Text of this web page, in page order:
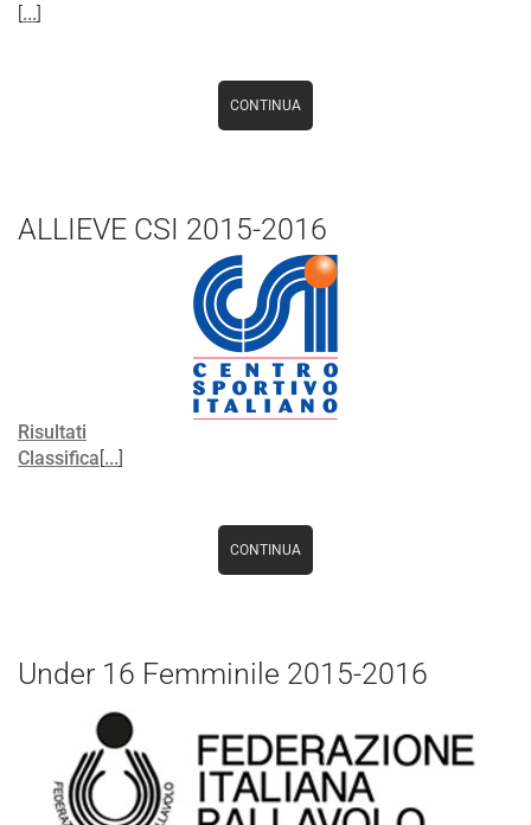
[...]
CONTINUA
ALLIEVE CSI 2015-2016
Risultati
Classifica[...]
CONTINUA
Under 16 Femminile 2015-2016